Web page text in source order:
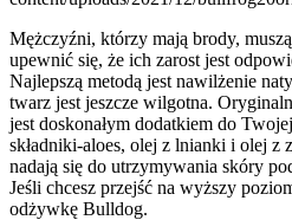
Mężczyźni, którzy mają brody,
upewnić się, że ich zarost jest
Najlepszą metodą jest nawilżenie
twarz jest jeszcze wilgotna.
jest doskonałym dodatkiem do
składniki-aloes, olej z lnianki i olej z
nadają się do utrzymywania skóry
Jeśli chcesz przejść na wyższy
odżywkę Bulldog.